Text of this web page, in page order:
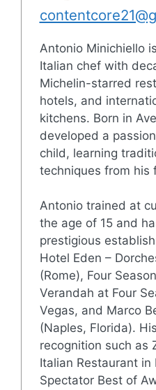
Antonio Minichiello
Italian chef with
Michelin-starred
hotels, and
kitchens. Born in
developed a
child, learning
techniques from his
Antonio trained at
the age of 15 and
prestigious
Hotel Eden –
(Rome), Four
Verandah at Four
Vegas, and Marco
(Naples, Florida).
recognition such as
Italian Restaurant in
Spectator Best of